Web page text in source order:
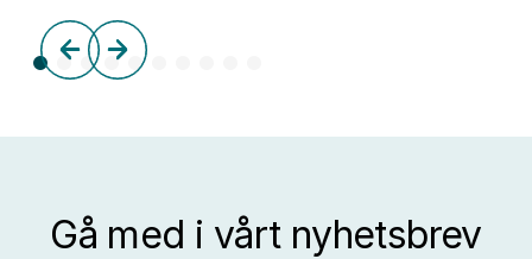
Gå med i vårt nyhetsbrev